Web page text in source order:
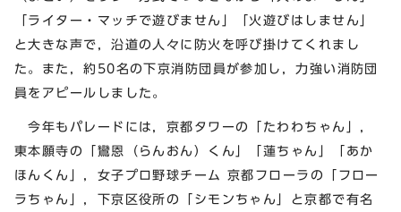
「ライター・マッチで遊びません」「火遊びはしません」
と大きな声で，沿道の人々に防火を呼び掛けてくれまし
た。また，約50名の下京消防団員が参加し，力強い消防団
員をアピールしました。
今年もパレードには，京都タワーの「たわわちゃん」，
東本願寺の「鸞恩（らんおん）くん」「蓮ちゃん」「あか
ほんくん」，女子プロ野球チーム 京都フローラの「フロー
ラちゃん」，下京区役所の「シモンちゃん」と京都で有名